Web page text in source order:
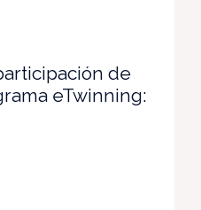
de
eTwinning: